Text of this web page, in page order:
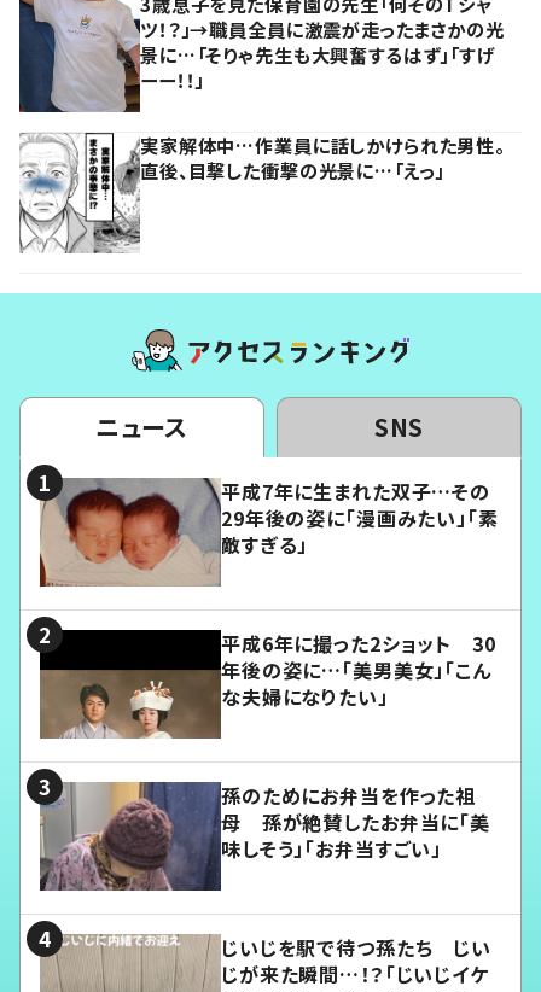
ツ！？」→職員全員に激震が走ったまさかの光
景に…「そりゃ先生も大興奮するはず」「すげ
ーー！！」
実家解体中…作業員に話しかけられた男性。
直後、目撃した衝撃の光景に…「えっ」
ニュース SNS
平成7年に生まれた双子…その
29年後の姿に「漫画みたい」「素
敵すぎる」
平成6年に撮った2ショット 30
年後の姿に…「美男美女」「こん
な夫婦になりたい」
孫のためにお弁当を作った祖
母 孫が絶賛したお弁当に「美
味しそう」「お弁当すごい」
じいじを駅で待つ孫たち じい
じが来た瞬間…！？「じいじイケ